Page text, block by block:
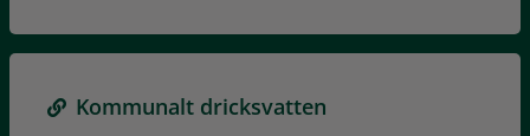
Kommunalt dricksvatten